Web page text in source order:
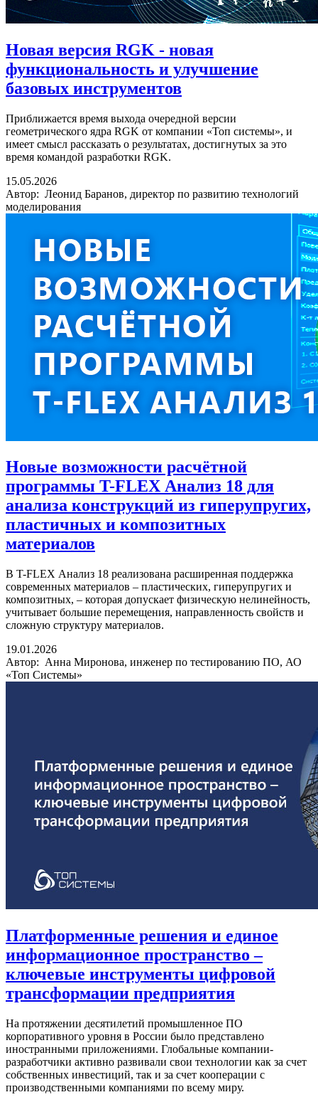
Новая версия RGK - новая
функциональность и улучшение
базовых инструментов
Приближается время выхода очередной версии
геометрического ядра RGK от компании «Топ системы», и
имеет смысл рассказать о результатах, достигнутых за это
время командой разработки RGK.
15.05.2026
Автор: Леонид Баранов, директор по развитию технологий
моделирования
Новые возможности расчётной
программы T-FLEX Анализ 18 для
анализа конструкций из гиперупругих,
пластичных и композитных
материалов
В T-FLEX Анализ 18 реализована расширенная поддержка
современных материалов – пластических, гиперупругих и
композитных, – которая допускает физическую нелинейность,
учитывает большие перемещения, направленность свойств и
сложную структуру материалов.
19.01.2026
Автор: Анна Миронова, инженер по тестированию ПО, АО
«Топ Системы»
Платформенные решения и единое
информационное пространство –
ключевые инструменты цифровой
трансформации предприятия
На протяжении десятилетий промышленное ПО
корпоративного уровня в России было представлено
иностранными приложениями. Глобальные компании-
разработчики активно развивали свои технологии как за счет
собственных инвестиций, так и за счет кооперации с
производственными компаниями по всему миру.